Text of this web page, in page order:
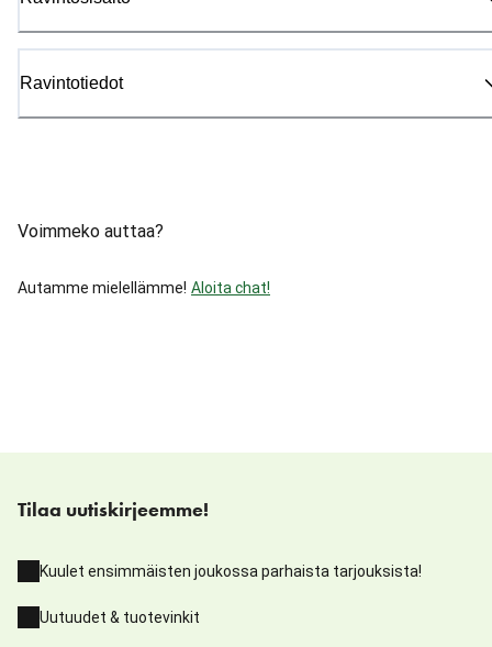
Ravintotiedot
Voimmeko auttaa?
Autamme mielellämme! Aloita chat!
Tilaa uutiskirjeemme!
Kuulet ensimmäisten joukossa parhaista tarjouksista!
Uutuudet & tuotevinkit